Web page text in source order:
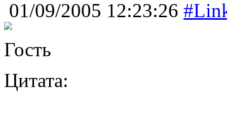
01/09/2005 12:23:26
Гость
Цитата: